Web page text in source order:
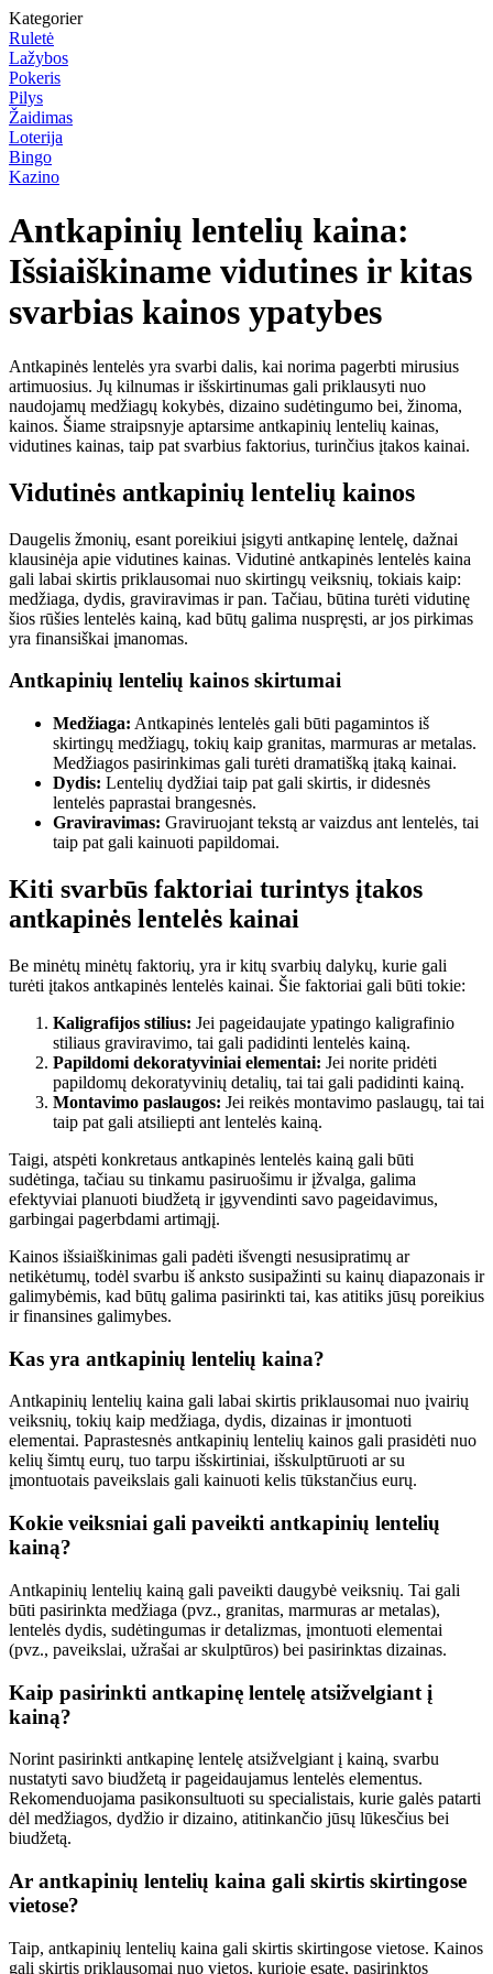
Kategorier
Ruletė
Lažybos
Pokeris
Pilys
Žaidimas
Loterija
Bingo
Kazino
Antkapinių lentelių kaina:
Išsiaiškiname vidutines ir kitas
svarbias kainos ypatybes
Antkapinės lentelės yra svarbi dalis, kai norima pagerbti mirusius
artimuosius. Jų kilnumas ir išskirtinumas gali priklausyti nuo
naudojamų medžiagų kokybės, dizaino sudėtingumo bei, žinoma,
kainos. Šiame straipsnyje aptarsime antkapinių lentelių kainas,
vidutines kainas, taip pat svarbius faktorius, turinčius įtakos kainai.
Vidutinės antkapinių lentelių kainos
Daugelis žmonių, esant poreikiui įsigyti antkapinę lentelę, dažnai
klausinėja apie vidutines kainas. Vidutinė antkapinės lentelės kaina
gali labai skirtis priklausomai nuo skirtingų veiksnių, tokiais kaip:
medžiaga, dydis, graviravimas ir pan. Tačiau, būtina turėti vidutinę
šios rūšies lentelės kainą, kad būtų galima nuspręsti, ar jos pirkimas
yra finansiškai įmanomas.
Antkapinių lentelių kainos skirtumai
Medžiaga: Antkapinės lentelės gali būti pagamintos iš
skirtingų medžiagų, tokių kaip granitas, marmuras ar metalas.
Medžiagos pasirinkimas gali turėti dramatišką įtaką kainai.
Dydis: Lentelių dydžiai taip pat gali skirtis, ir didesnės
lentelės paprastai brangesnės.
Graviravimas: Graviruojant tekstą ar vaizdus ant lentelės, tai
taip pat gali kainuoti papildomai.
Kiti svarbūs faktoriai turintys įtakos
antkapinės lentelės kainai
Be minėtų minėtų faktorių, yra ir kitų svarbių dalykų, kurie gali
turėti įtakos antkapinės lentelės kainai. Šie faktoriai gali būti tokie:
Kaligrafijos stilius: Jei pageidaujate ypatingo kaligrafinio
stiliaus graviravimo, tai gali padidinti lentelės kainą.
Papildomi dekoratyviniai elementai: Jei norite pridėti
papildomų dekoratyvinių detalių, tai tai gali padidinti kainą.
Montavimo paslaugos: Jei reikės montavimo paslaugų, tai tai
taip pat gali atsiliepti ant lentelės kainą.
Taigi, atspėti konkretaus antkapinės lentelės kainą gali būti
sudėtinga, tačiau su tinkamu pasiruošimu ir įžvalga, galima
efektyviai planuoti biudžetą ir įgyvendinti savo pageidavimus,
garbingai pagerbdami artimąjį.
Kainos išsiaiškinimas gali padėti išvengti nesusipratimų ar
netikėtumų, todėl svarbu iš anksto susipažinti su kainų diapazonais ir
galimybėmis, kad būtų galima pasirinkti tai, kas atitiks jūsų poreikius
ir finansines galimybes.
Kas yra antkapinių lentelių kaina?
Antkapinių lentelių kaina gali labai skirtis priklausomai nuo įvairių
veiksnių, tokių kaip medžiaga, dydis, dizainas ir įmontuoti
elementai. Paprastesnės antkapinių lentelių kainos gali prasidėti nuo
kelių šimtų eurų, tuo tarpu išskirtiniai, išskulptūruoti ar su
įmontuotais paveikslais gali kainuoti kelis tūkstančius eurų.
Kokie veiksniai gali paveikti antkapinių lentelių
kainą?
Antkapinių lentelių kainą gali paveikti daugybė veiksnių. Tai gali
būti pasirinkta medžiaga (pvz., granitas, marmuras ar metalas),
lentelės dydis, sudėtingumas ir detalizmas, įmontuoti elementai
(pvz., paveikslai, užrašai ar skulptūros) bei pasirinktas dizainas.
Kaip pasirinkti antkapinę lentelę atsižvelgiant į
kainą?
Norint pasirinkti antkapinę lentelę atsižvelgiant į kainą, svarbu
nustatyti savo biudžetą ir pageidaujamus lentelės elementus.
Rekomenduojama pasikonsultuoti su specialistais, kurie galės patarti
dėl medžiagos, dydžio ir dizaino, atitinkančio jūsų lūkesčius bei
biudžetą.
Ar antkapinių lentelių kaina gali skirtis skirtingose
vietose?
Taip, antkapinių lentelių kaina gali skirtis skirtingose vietose. Kainos
gali skirtis priklausomai nuo vietos, kurioje esate, pasirinktos